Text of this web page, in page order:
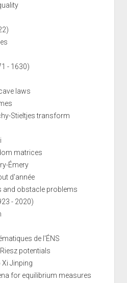
- 1630)
laws
Stieltjes transform
matrices
Émery
d'année
and obstacle problems
- 2020)
de l'ÉNS
potentials
Jinping
for equilibrium measures